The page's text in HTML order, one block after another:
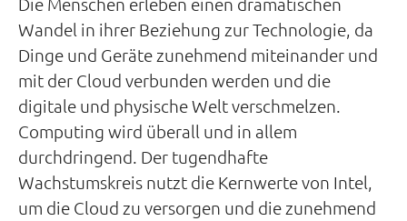
Wandel in ihrer Beziehung zur Technologie, da
Dinge und Geräte zunehmend miteinander und
mit der Cloud verbunden werden und die
digitale und physische Welt verschmelzen.
Computing wird überall und in allem
durchdringend. Der tugendhafte
Wachstumskreis nutzt die Kernwerte von Intel,
um die Cloud zu versorgen und die zunehmend